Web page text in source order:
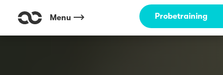
Menu Probetraining